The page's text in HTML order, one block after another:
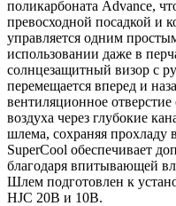
поликарбоната Advance,
превосходной посадкой и
управляется одним
использовании даже в
солнцезащитный визор с
перемещается вперед и
вентиляционное
воздуха через глубокие
шлема, сохраняя прохладу
SuperCool обеспечивает
благодаря впитывающей
Шлем подготовлен к
HJC 20B и 10B.